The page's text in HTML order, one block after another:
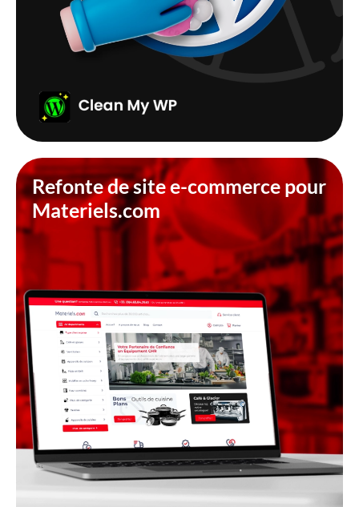
Refonte de site e-commerce pour
Materiels.com